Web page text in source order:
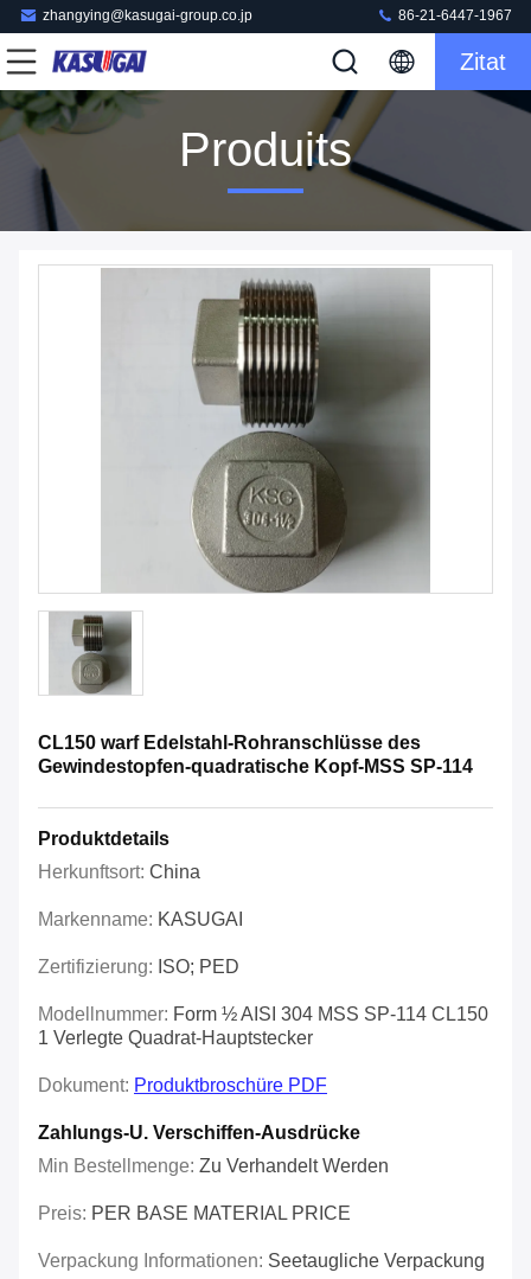
zhangying@kasugai-group.co.jp 86-21-6447-1967
Zitat
Produits
CL150 warf Edelstahl-Rohranschlüsse des
Gewindestopfen-quadratische Kopf-MSS SP-114
Produktdetails
Herkunftsort: China
Markenname: KASUGAI
Zertifizierung: ISO; PED
Modellnummer: Form ½ AISI 304 MSS SP-114 CL150
1 Verlegte Quadrat-Hauptstecker
Dokument: Produktbroschüre PDF
Zahlungs-U. Verschiffen-Ausdrücke
Min Bestellmenge: Zu Verhandelt Werden
Preis: PER BASE MATERIAL PRICE
Verpackung Informationen: Seetaugliche Verpackung